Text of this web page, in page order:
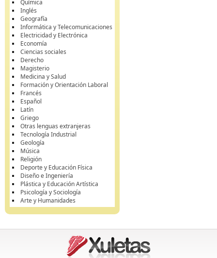
Química
Inglés
Geografía
Informática y Telecomunicaciones
Electricidad y Electrónica
Economía
Ciencias sociales
Derecho
Magisterio
Medicina y Salud
Formación y Orientación Laboral
Francés
Español
Latín
Griego
Otras lenguas extranjeras
Tecnología Industrial
Geología
Música
Religión
Deporte y Educación Física
Diseño e Ingeniería
Plástica y Educación Artística
Psicología y Sociología
Arte y Humanidades